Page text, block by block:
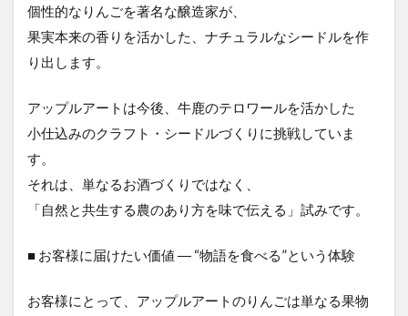
個性的なりんごを著名な醸造家が、
果実本来の香りを活かした、ナチュラルなシードルを作
り出します。
アップルアートは今後、牛鹿のテロワールを活かした
小仕込みのクラフト・シードルづくりに挑戦していま
す。
それは、単なるお酒づくりではなく、
「自然と共生する農のあり方を味で伝える」試みです。
■ お客様に届けたい価値 ― “物語を食べる”という体験
お客様にとって、アップルアートのりんごは単なる果物